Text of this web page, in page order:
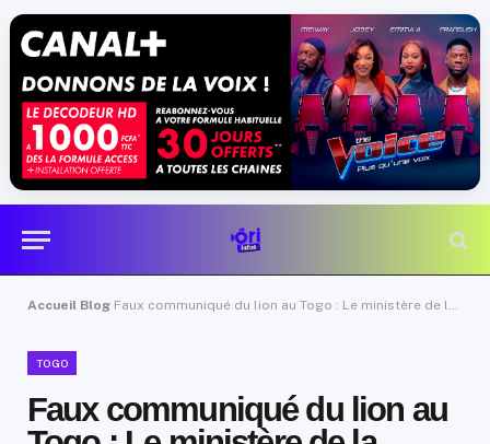
Accueil Blog Faux communiqué du lion au Togo : Le ministère de la Sécurité sort du silence face à la panique générale
TOGO
Faux communiqué du lion au